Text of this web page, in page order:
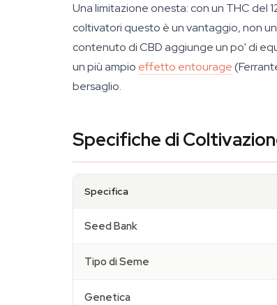
Una limitazione onesta: con un THC del
coltivatori questo è un vantaggio, non
contenuto di CBD aggiunge un po' di
un più ampio effetto entourage
bersaglio.
Specifiche di
Specifica
Seed Bank
Tipo di Seme
Genetica